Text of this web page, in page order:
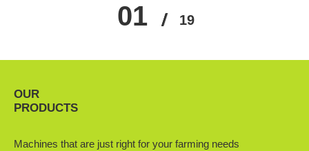
01
0203 0405 06
19
OUR
PRODUCTS
Machines that are just right for your farming needs